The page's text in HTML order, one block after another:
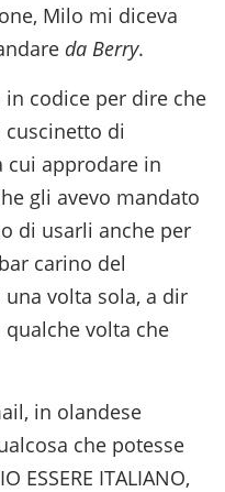
Milo mi diceva
da Berry.
codice per dire che
cuscinetto di
cui approdare in
gli avevo mandato
di usarli anche per
carino del
volta sola, a dir
volta che
in olandese
che potesse
ESSERE ITALIANO,